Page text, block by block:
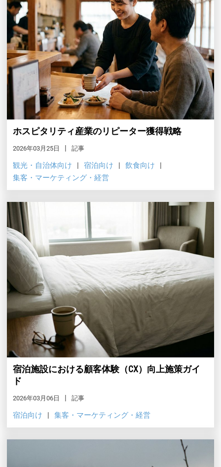
ホスピタリティ産業のリピーター獲得戦略
2026年03月25日 記事
観光・自治体向け 宿泊向け
飲食向け
集客・マーケティング・経営
宿泊施設における顧客体験（CX）向上施策ガイ
ド
2026年03月06日 記事
宿泊向け 集客・マーケティング・経営